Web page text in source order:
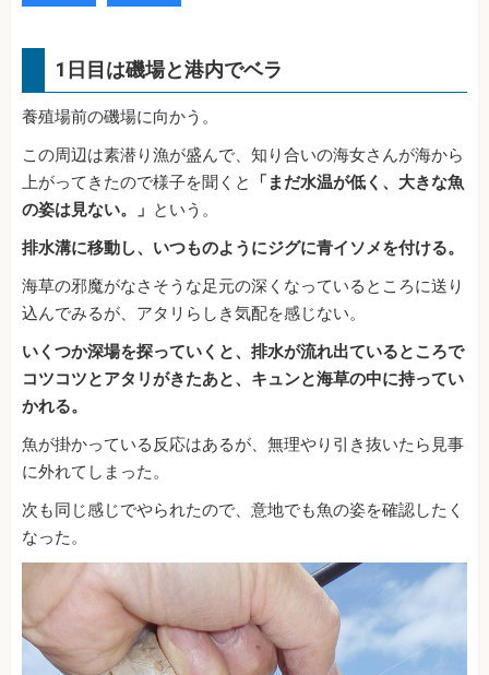
1日目は磯場と港内でベラ
養殖場前の磯場に向かう。
この周辺は素潜り漁が盛んで、知り合いの海女さんが海から
上がってきたので様子を聞くと
「まだ水温が低く、大きな魚
の姿は見ない。」 という。
排水溝に移動し、いつものようにジグに青イソメを付ける。
海草の邪魔がなさそうな足元の深くなっているところに送り
込んでみるが、アタリらしき気配を感じない。
いくつか深場を探っていくと、排水が流れ出ているところで
コツコツとアタリがきたあと、キュンと海草の中に持ってい
かれる。
魚が掛かっている反応はあるが、無理やり引き抜いたら見事
に外れてしまった。
次も同じ感じでやられたので、意地でも魚の姿を確認したく
なった。